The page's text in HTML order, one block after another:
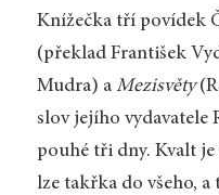
Knížečka tří povídek
(překlad František
Mudra) a Mezisvěty
slov jejího vydavatele
pouhé tři dny. Kvalt je
lze takřka do všeho, a